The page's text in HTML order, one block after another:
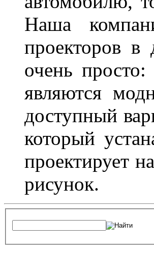
Наша
проекторов в
очень
являются
доступный
который
проектирует
рисунок.